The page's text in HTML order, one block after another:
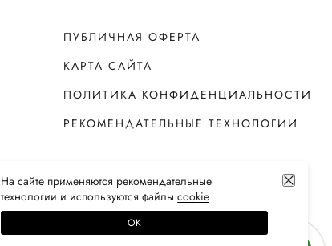
ПУБЛИЧНАЯ ОФЕРТА
КАРТА САЙТА
ПОЛИТИКА КОНФИДЕНЦИАЛЬНОСТИ
РЕКОМЕНДАТЕЛЬНЫЕ ТЕХНОЛОГИИ
На сайте применяются рекомендательные
технологии и используются файлы сооkiе
ОК